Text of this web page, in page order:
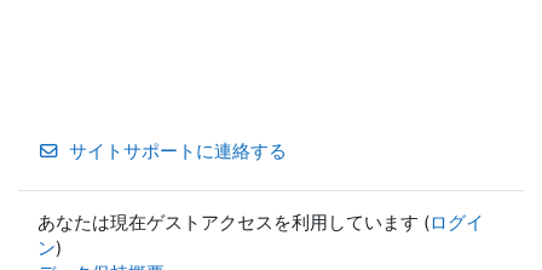
サイトサポートに連絡する
あなたは現在ゲストアクセスを利用しています (ログイ
ン)